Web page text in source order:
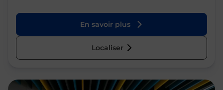
En savoir plus
Localiser